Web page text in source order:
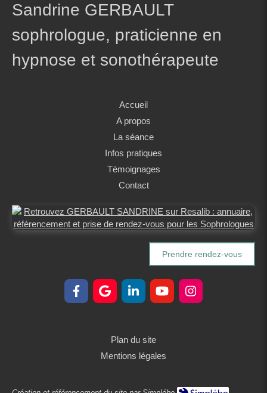
Sandrine GERBAULT
sophrologue, praticienne en
hypnose et sonothérapeute
Accueil
A propos
La séance
Infos pratiques
Témoignages
Contact
Prendre rendez-vous
Plan du site
Mentions légales